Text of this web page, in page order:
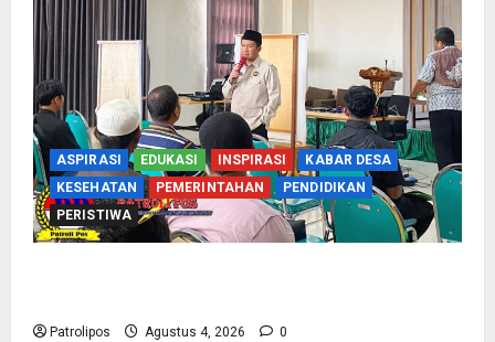
ASPIRASI EDUKASI INSPIRASI
KABAR DESA
KESEHATAN
PEMERINTAHAN
PENDIDIKAN
PERISTIWA
Patrolipos Agustus 4, 2026 0